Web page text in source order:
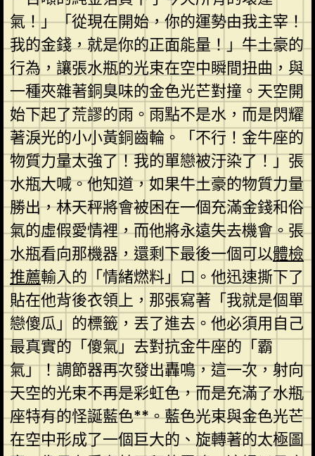
氣！」「從現在開始，你的運勢由我主宰！
我的金錢，就是你的正面能量！」牛土豪的
行為，讓張水瓶的光束在空中瞬間扭曲，與
一種夾雜著銅臭味的金色光芒對撞。天空開
始下起了荒謬的雨。雨點不是水，而是閃耀
著淚光的小小黃銅齒輪。「不行！金牛座的
物質力量太強了！我的單戀被汙染了！」張
水瓶大喊。他知道，如果牛土豪的物質力量
勝出，林天秤將會被困在一個充滿金錢和俗
氣的虛假愛情裡，而他將永遠失去機會。張
水瓶看向那機器，還剩下最後一個可以體檢
推薦輸入的「情緒燃料」口。他迅速撕下了
貼在他背後衣領上，那張寫著「我就是個單
戀傻瓜」的標籤，丟了進去。他必須用自己
最真實的「傻氣」去對抗金牛座的「霸
氣」！調節器再次發出轟鳴，這一次，射向
天空的光束不再是彩虹色，而是充滿了水瓶
座特有的怪誕藍色**。藍色光束與金色光芒
在空中形成了一個巨大的、旋轉著的太極圖